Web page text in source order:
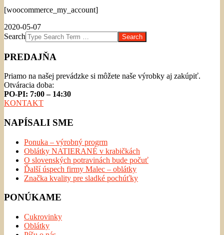
[woocommerce_my_account]
2020-05-07
Search
PREDAJŇA
Priamo na našej prevádzke si môžete naše výrobky aj zakúpiť.
Otváracia doba:
PO-PI: 7:00 – 14:30
KONTAKT
NAPÍSALI SME
Ponuka – výrobný progrm
Oblátky NATIERANÉ v krabičkách
O slovenských potravinách bude počuť
Ďalší úspech firmy Malec – oblátky
Značka kvality pre sladké pochúťky
PONÚKAME
Cukrovinky
Oblátky